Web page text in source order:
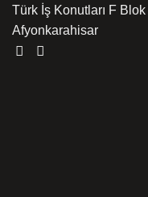
Türk İş Konutları F
Afyonkarahisar